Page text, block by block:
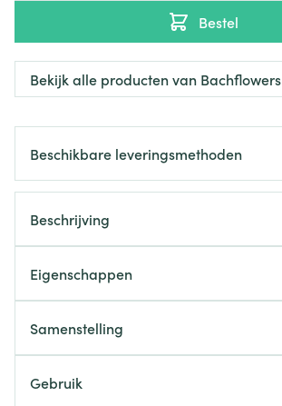
Bestel
Bekijk alle producten van Bachflowers
Beschikbare leveringsmethoden
Beschrijving
Eigenschappen
Samenstelling
Gebruik